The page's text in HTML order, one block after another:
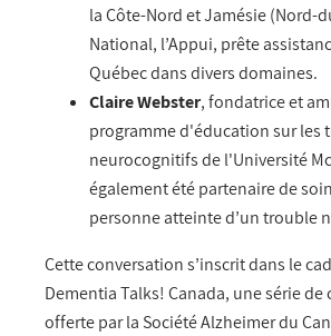
la Côte-Nord et Jamésie (Nord-
National, l’Appui, prête
Québec dans divers domaines.
Claire Webster, fondatrice et
programme d'éducation sur les
neurocognitifs de l'Université
également été partenaire de
personne atteinte d’un trouble
Cette conversation s’inscrit dans le
Dementia Talks! Canada, une série de
offerte par la Société Alzheimer du